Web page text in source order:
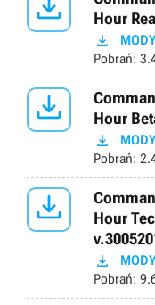
Hour

Pobrań:

Hour

Pobrań:

Hour

Pobrań: